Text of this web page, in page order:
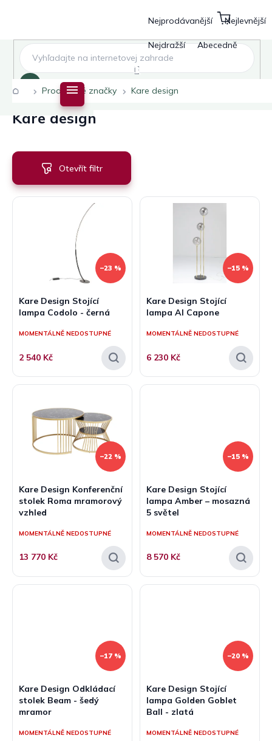
Nákupní
košík
DomůProdávané značky Kare design
Kare design
Otevřít filtr
a
e
n
í
p
Nejprodávanější Nejlevnější
Nejdražší Abecedně
V
–23 %
Kare Design Stojící
lampa Codolo - černá
MOMENTÁLNĚ NEDOSTUPNÉ
2 540 Kč
–15 %
Kare Design Stojící
lampa Al Capone
MOMENTÁLNĚ NEDOSTUPNÉ
6 230 Kč
–22 %
Kare Design Konferenční
stolek Roma mramorový
vzhled
MOMENTÁLNĚ NEDOSTUPNÉ
13 770 Kč
–15 %
Kare Design Stojící
lampa Amber – mosazná
5 světel
MOMENTÁLNĚ NEDOSTUPNÉ
8 570 Kč
–17 %
Kare Design Odkládací
stolek Beam - šedý
mramor
MOMENTÁLNĚ NEDOSTUPNÉ
–20 %
Kare Design Stojící
lampa Golden Goblet
Ball - zlatá
MOMENTÁLNĚ NEDOSTUPNÉ